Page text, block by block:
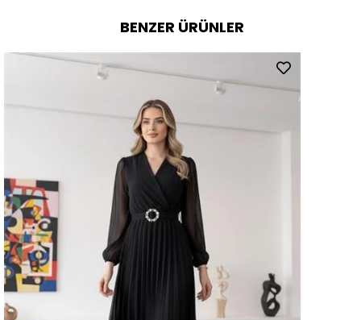
BENZER ÜRÜNLER